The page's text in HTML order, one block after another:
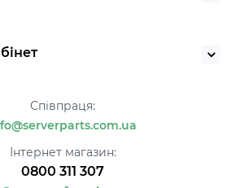
Співпраця:
Інтернет магазин:
0800 311 307